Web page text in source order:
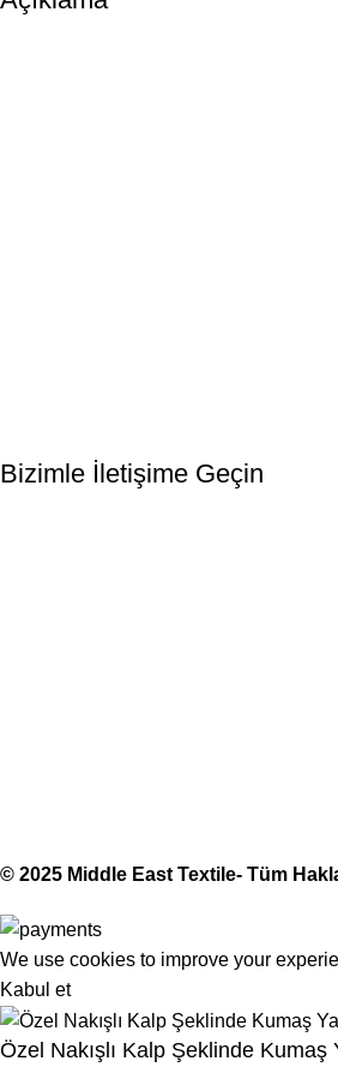
Bizimle İletişime Geçin
© 2025 Middle East Textile- Tüm
We use cookies to improve your
Kabul et
Özel Nakışlı Kalp Şeklinde Kumaş